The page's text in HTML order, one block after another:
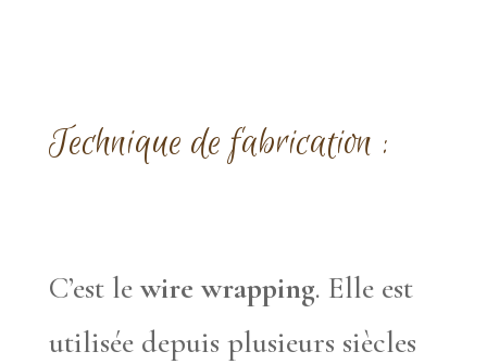
Technique de fabrication :
C’est le wire wrapping. Elle est
utilisée depuis plusieurs siècles